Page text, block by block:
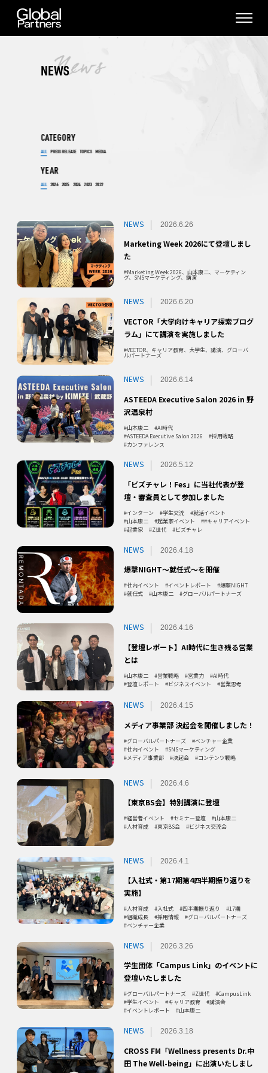
NEWS
CATEGORY
ALL PRESS RELEASE TOPICS MEDIA
YEAR
ALL 2026 2025 2024 2023 2022
NEWS 2026.6.26
Marketing Week 2026にて登壇しまし
た
Marketing Week 2026、山本康二、マーケティン
グ、SNSマーケティング、講演
NEWS 2026.6.20
VECTOR「大学向けキャリア探索プログ
ラム」にて講演を実施しました
VECTOR、キャリア教育、大学生、講演、グローバ
ルパートナーズ
NEWS 2026.6.14
ASTEEDA Executive Salon 2026 in 野
沢温泉村
山本康二
AI時代
ASTEEDA Executive Salon 2026
採用戦略
カンファレンス
NEWS 2026.5.12
「ビズチャレ！Fes」に当社代表が登
壇・審査員として参加しました
インターン 学生交流
就活イベント
山本康二
起業家イベント
#キャリアイベント
起業家
Z世代 ビズチャレ
NEWS 2026.4.18
爆撃NIGHT～就任式～を開催
社内イベント イベントレポート
爆撃NIGHT
就任式
山本康二 グローバルパートナーズ
NEWS 2026.4.16
【登壇レポート】AI時代に生き残る営業
とは
山本康二 営業戦略 営業力
AI時代
登壇レポート
ビジネスイベント 営業思考
NEWS 2026.4.15
メディア事業部 決起会を開催しました！
グローバルパートナーズ
ベンチャー企業
社内イベント
SNSマーケティング
メディア事業部
決起会 コンテンツ戦略
NEWS 2026.4.6
【東京BS会】特別講演に登壇
経営者イベント セミナー登壇
山本康二
人材育成
東京BS会 ビジネス交流会
NEWS 2026.4.1
【入社式・第17期第4四半期振り返りを
実施】
人材育成 入社式 四半期振り返り
17期
組織成長
採用情報
グローバルパートナーズ
ベンチャー企業
NEWS 2026.3.26
学生団体「Campus Link」のイベントに
登壇いたしました
グローバルパートナーズ Z世代
CampusLink
学生イベント
キャリア教育
講演会
イベントレポート
山本康二
NEWS 2026.3.18
CROSS FM「Wellness presents Dr.中
田 The Well-being」に出演いたしまし